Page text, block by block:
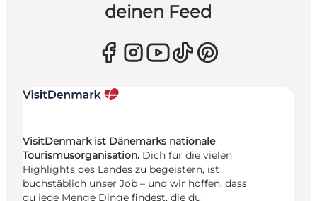
deinen Feed
VisitDenmark ist Dänemarks nationale
Tourismusorganisation. Dich für die vielen
Highlights des Landes zu begeistern, ist
buchstäblich unser Job – und wir hoffen, dass
du jede Menge Dinge findest, die du